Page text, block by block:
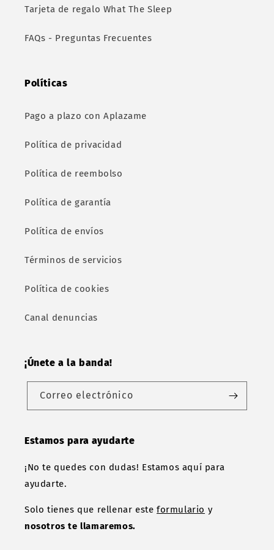
Tarjeta de regalo What The Sleep
FAQs - Preguntas Frecuentes
Políticas
Pago a plazo con Aplazame
Política de privacidad
Política de reembolso
Política de garantía
Política de envíos
Términos de servicios
Política de cookies
Canal denuncias
¡Únete a la banda!
Correo electrónico
Estamos para ayudarte
¡No te quedes con dudas! Estamos aquí para
ayudarte.
Solo tienes que rellenar esteformulario y
nosotros te llamaremos.